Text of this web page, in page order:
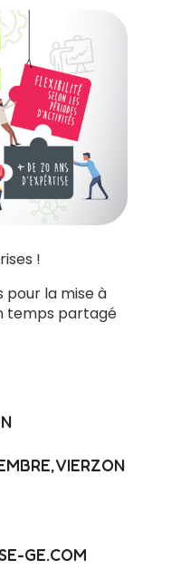
!
pour la mise à
temps partagé
VIERZON
GE.COM